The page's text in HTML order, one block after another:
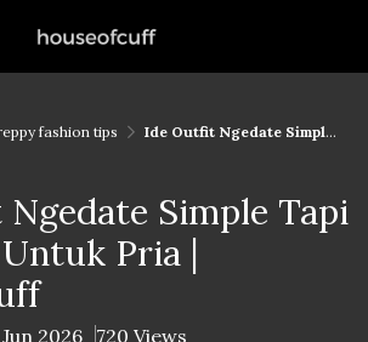
fashion tips Ide Outfit Ngedate Simple Tapi Berkesan Untuk Pria | houseofcuff
Simple Tapi
Pria |
2026 720 Views